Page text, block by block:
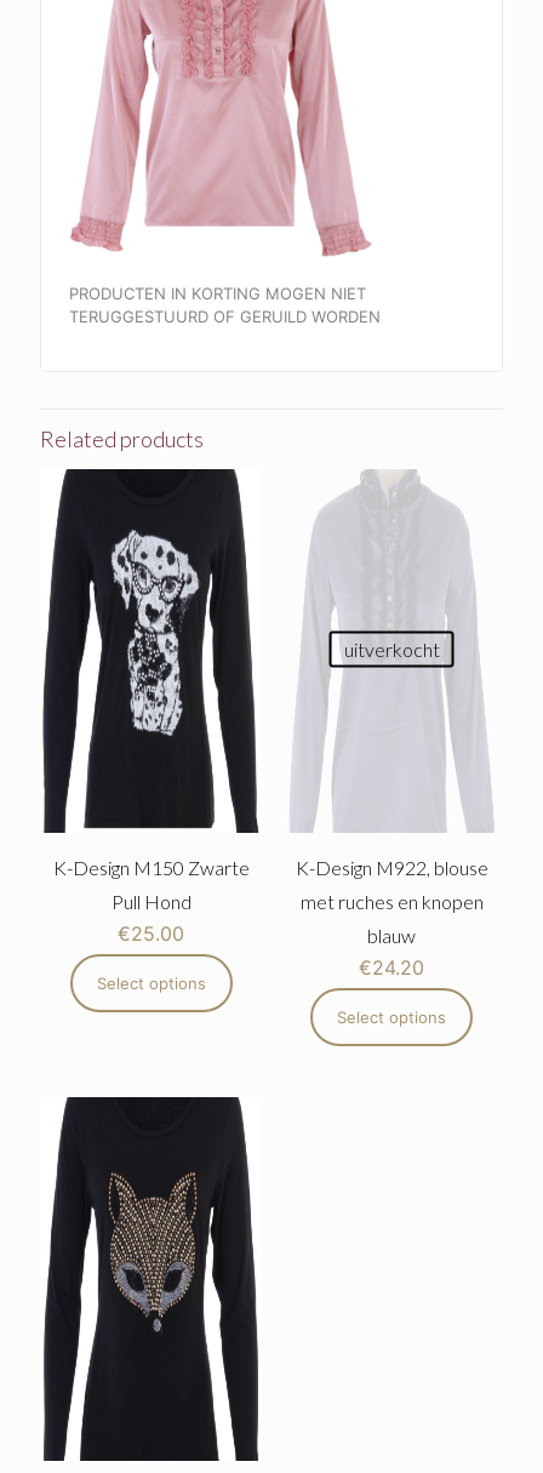
PRODUCTEN IN KORTING MOGEN NIET
TERUGGESTUURD OF GERUILD WORDEN
Related products
K-Design M150 Zwarte
Pull Hond
€25.00
Select options
uitverkocht
K-Design M922, blouse
met ruches en knopen
blauw
€24.20
Select options